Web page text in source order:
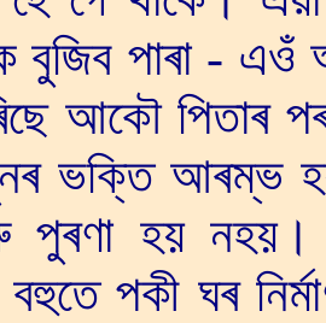
বুজিব পাৰা -
আকৌ পিতাৰ
ভক্তি আৰম্ভ
হয় নহয়।
পকী ঘৰ